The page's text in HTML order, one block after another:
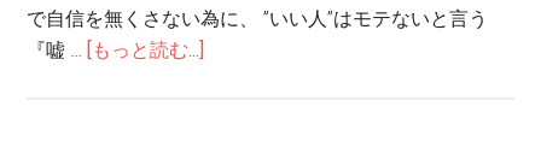
で自信を無くさない為に、 ”いい人”はモテないと言う
『嘘 … [もっと読む...]